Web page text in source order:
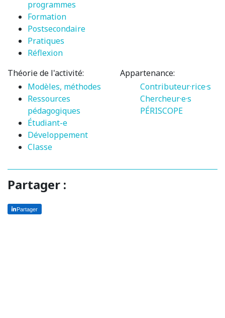
programmes
Formation
Postsecondaire
Pratiques
Réflexion
Théorie de l'activité:
Modèles, méthodes
Ressources
pédagogiques
Étudiant-e
Développement
Classe
Appartenance:
Contributeur·rice·s
Chercheur·e·s
PÉRISCOPE
Partager :
Partager